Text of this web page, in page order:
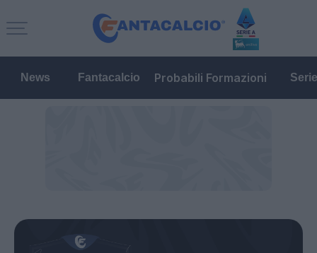
News Fantacalcio Probabili Formazioni